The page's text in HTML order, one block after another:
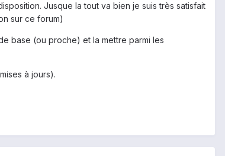
Jusque la tout va bien je suis très satisfait
sur ce forum)
base (ou proche) et la mettre parmi les
à jours).